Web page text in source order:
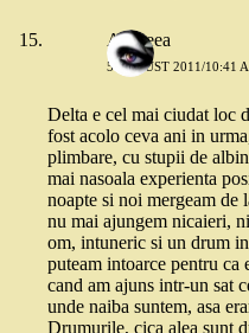
Andreea
5 AUGUST 2011/10:41
Delta e cel mai ciudat loc
fost acolo ceva ani in
plimbare, cu stupii de
mai nasoala experienta
noapte si noi mergeam de
nu mai ajungem nicaieri,
om, intuneric si un drum
puteam intoarce pentru ca
cand am ajuns intr-un sat
unde naiba suntem, asa
Drumurile, cica alea sunt